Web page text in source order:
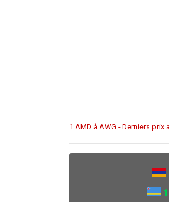
1 AMD à AWG - Derniers prix
1